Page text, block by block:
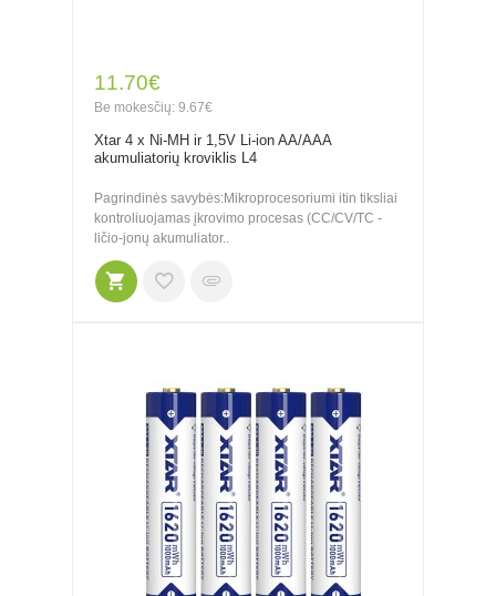
11.70€
Be mokesčių: 9.67€
Xtar 4 x Ni-MH ir 1,5V Li-ion AA/AAA
akumuliatorių kroviklis L4
Pagrindinės savybės:Mikroprocesoriumi itin tiksliai
kontroliuojamas įkrovimo procesas (CC/CV/TC -
ličio-jonų akumuliator..